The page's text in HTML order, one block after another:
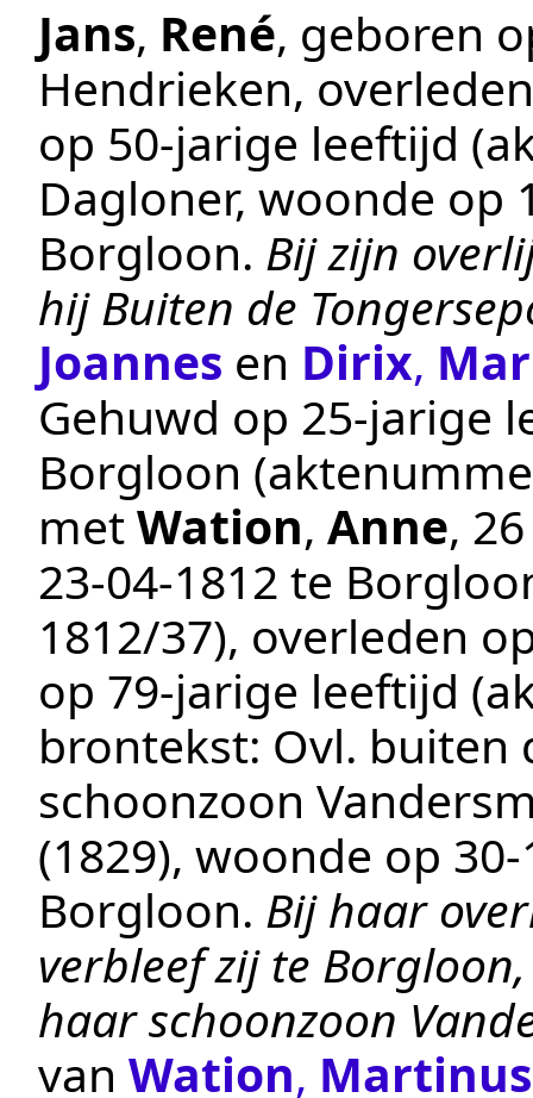
Jans, René, geboren
Hendrieken,
op 50-jarige leeftijd
Dagloner, woonde op
Borgloon. Bij zijn
hij Buiten de
Joannes en Dirix,
Gehuwd op 25-jarige
Borgloon
metWation, Anne,
23‑04‑1812 te
1812/37), overleden
op 79-jarige leeftijd
brontekst: Ovl. buiten
schoonzoon
(1829), woonde op
Borgloon. Bij haar
verbleef zij te
haar schoonzoon
van Wation, Martinus